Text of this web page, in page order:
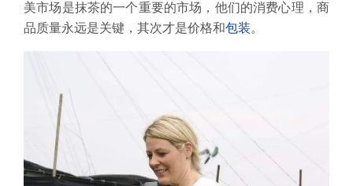
美市场是抹茶的一个重要的市场，他们的消费心理，商
品质量永远是关键，其次才是价格和包装。